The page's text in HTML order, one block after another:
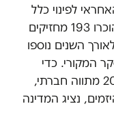
האחראי לפינוי כלל
המחזיקים במתחם. במסגרת המכרז הוכרו 193 מחזיקים
כספי. לאורך השנים נוספו
המקורי. כדי
לאפשר מענה גם להם גובש בשנת 2016 מתווה חברתי,
נציג המדינה